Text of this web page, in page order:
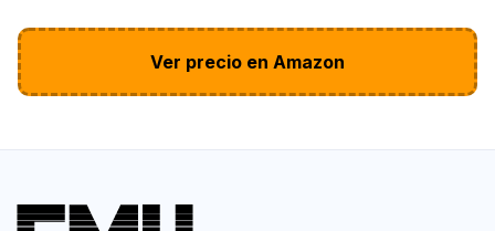
Ver precio en Amazon